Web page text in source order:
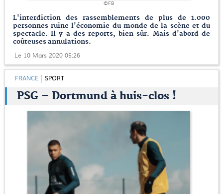
©FB
L'interdiction des rassemblements de plus de 1.000
personnes ruine l'économie du monde de la scène et du
spectacle. Il y a des reports, bien sûr. Mais d'abord de
coûteuses annulations.
Le 10 Mars 2020 05:26
FRANCE SPORT
PSG – Dortmund à huis-clos !